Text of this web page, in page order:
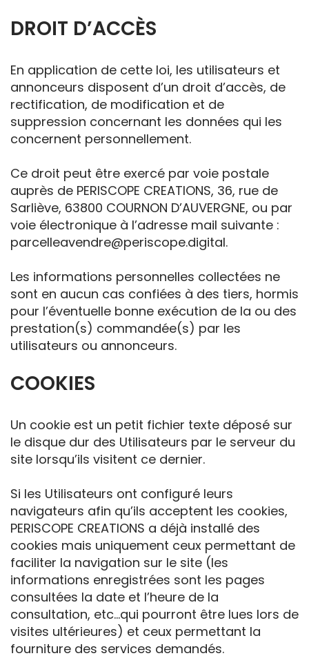
DROIT D’ACCÈS
En application de cette loi, les utilisateurs et
annonceurs disposent d’un droit d’accès, de
rectification, de modification et de
suppression concernant les données qui les
concernent personnellement.
Ce droit peut être exercé par voie postale
auprès de PERISCOPE CREATIONS, 36, rue de
Sarliève, 63800 COURNON D’AUVERGNE, ou par
voie électronique à l’adresse mail suivante :
parcelleavendre@periscope.digital.
Les informations personnelles collectées ne
sont en aucun cas confiées à des tiers, hormis
pour l’éventuelle bonne exécution de la ou des
prestation(s) commandée(s) par les
utilisateurs ou annonceurs.
COOKIES
Un cookie est un petit fichier texte déposé sur
le disque dur des Utilisateurs par le serveur du
site lorsqu’ils visitent ce dernier.
Si les Utilisateurs ont configuré leurs
navigateurs afin qu’ils acceptent les cookies,
PERISCOPE CREATIONS a déjà installé des
cookies mais uniquement ceux permettant de
faciliter la navigation sur le site (les
informations enregistrées sont les pages
consultées la date et l’heure de la
consultation, etc…qui pourront être lues lors de
visites ultérieures) et ceux permettant la
fourniture des services demandés.